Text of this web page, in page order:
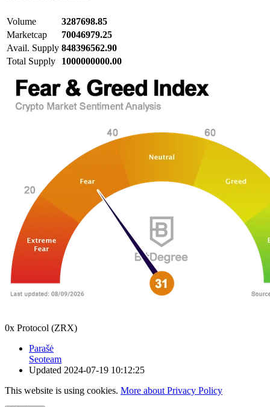
Volume
3287698.85
Marketcap
70046979.25
Avail. Supply 848396562.90
Total Supply
1000000000.00
0x Protocol (ZRX)
Parašė
Seoteam
Updated 2024-07-19 10:12:25
This website is using cookies. More about Privacy Policy